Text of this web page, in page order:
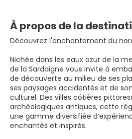
À propos de la
Découvrez l'enchantement du
Nichée dans les eaux azur de la
de la Sardaigne vous invite à
de découverte au milieu de ses
ses paysages accidentés et de
culturel. Des villes côtières
archéologiques antiques, cette
une gamme diversifiée
enchantés et inspirés.